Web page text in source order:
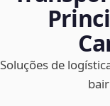
Soluções de